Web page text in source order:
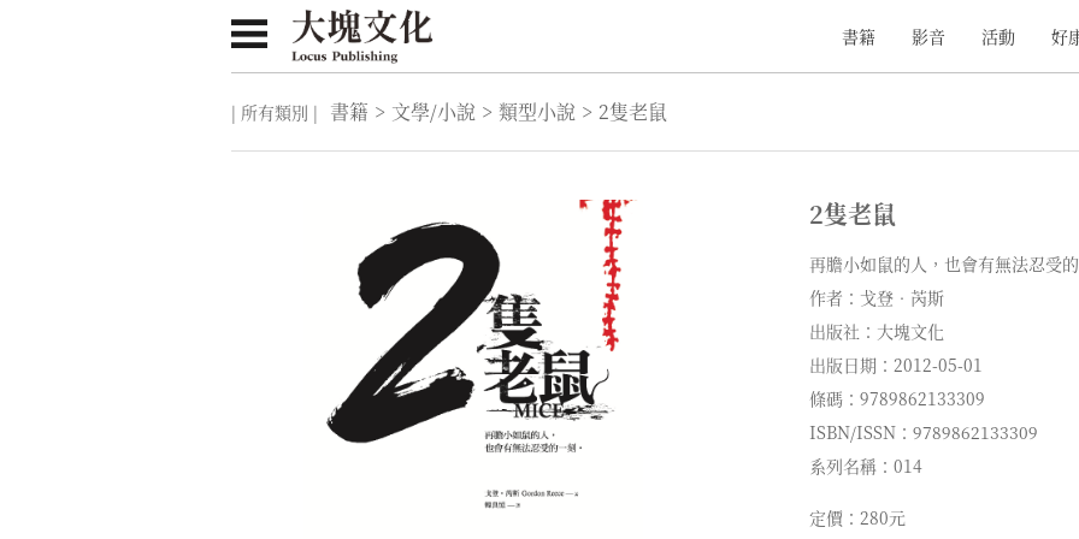
書籍 影音 活動 好
| 所有類別 | 書籍 > 文學/小說 > 類型小說 > 2隻老鼠
2隻老鼠
再膽小如鼠的人，也會有無法忍受的
作者：戈登‧芮斯
出版社：大塊文化
出版日期：2012-05-01
條碼：9789862133309
ISBN/ISSN：9789862133309
系列名稱：014
定價：280元